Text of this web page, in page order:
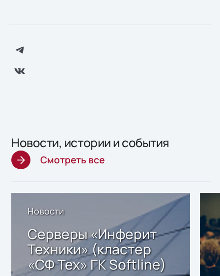
Новости, истории и события
Смотреть все
Новости
Серверы «Инферит
Техники» (кластер
«СФ Тех» ГК Softline)